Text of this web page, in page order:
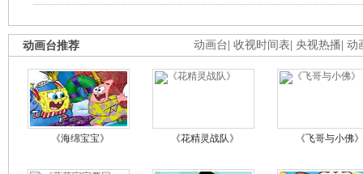
动画台 收视时间表 央视热播 动
动画台推荐
《海绵宝宝》 《花精灵战队》 《飞哥与小佛》